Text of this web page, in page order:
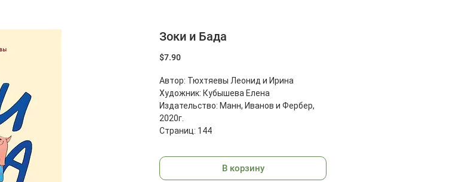
Зоки и Бада
$7.90Цена
Автор: Тюхтяевы Леонид и Ирина
Художник: Кубышева Елена
Издательство: Манн, Иванов и Фербер,
2020г.
Страниц: 144
Масса: 706 г
В корзину